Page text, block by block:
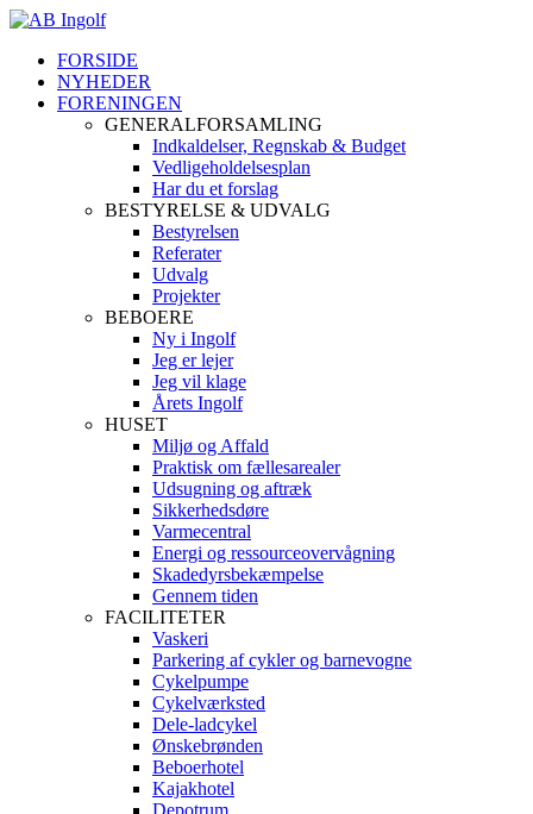
FORSIDE
NYHEDER
FORENINGEN
GENERALFORSAMLING
Indkaldelser, Regnskab & Budget
Vedligeholdelsesplan
Har du et forslag
BESTYRELSE & UDVALG
Bestyrelsen
Referater
Udvalg
Projekter
BEBOERE
Ny i Ingolf
Jeg er lejer
Jeg vil klage
Årets Ingolf
HUSET
Miljø og Affald
Praktisk om fællesarealer
Udsugning og aftræk
Sikkerhedsdøre
Varmecentral
Energi og ressourceovervågning
Skadedyrsbekæmpelse
Gennem tiden
FACILITETER
Vaskeri
Parkering af cykler og barnevogne
Cykelpumpe
Cykelværksted
Dele-ladcykel
Ønskebrønden
Beboerhotel
Kajakhotel
Depotrum